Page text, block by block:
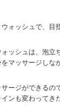
ウォッシュで、目
ッシュは、泡立
マッサージしな
ージができるの
ンも変わってき